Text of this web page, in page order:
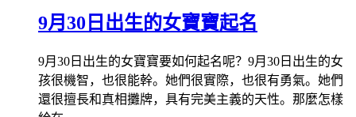
9月30日出生的女寶寶起名
9月30日出生的女寶寶要如何起名呢？9月30日出生的女
孩很機智，也很能幹。她們很實際，也很有勇氣。她們
還很擅長和真相攤牌，具有完美主義的天性。那麼怎樣